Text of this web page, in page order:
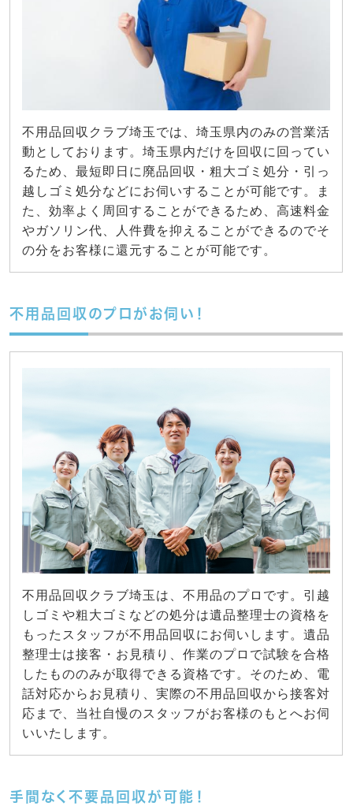
不用品回収クラブ埼玉では、埼玉県内のみの営業活
動としております。埼玉県内だけを回収に回ってい
るため、最短即日に廃品回収・粗大ゴミ処分・引っ
越しゴミ処分などにお伺いすることが可能です。ま
た、効率よく周回することができるため、高速料金
やガソリン代、人件費を抑えることができるのでそ
の分をお客様に還元することが可能です。
不用品回収のプロがお伺い！
不用品回収クラブ埼玉は、不用品のプロです。引越
しゴミや粗大ゴミなどの処分は遺品整理士の資格を
もったスタッフが不用品回収にお伺いします。遺品
整理士は接客・お見積り、作業のプロで試験を合格
したもののみが取得できる資格です。そのため、電
話対応からお見積り、実際の不用品回収から接客対
応まで、当社自慢のスタッフがお客様のもとへお伺
いいたします。
手間なく不要品回収が可能！